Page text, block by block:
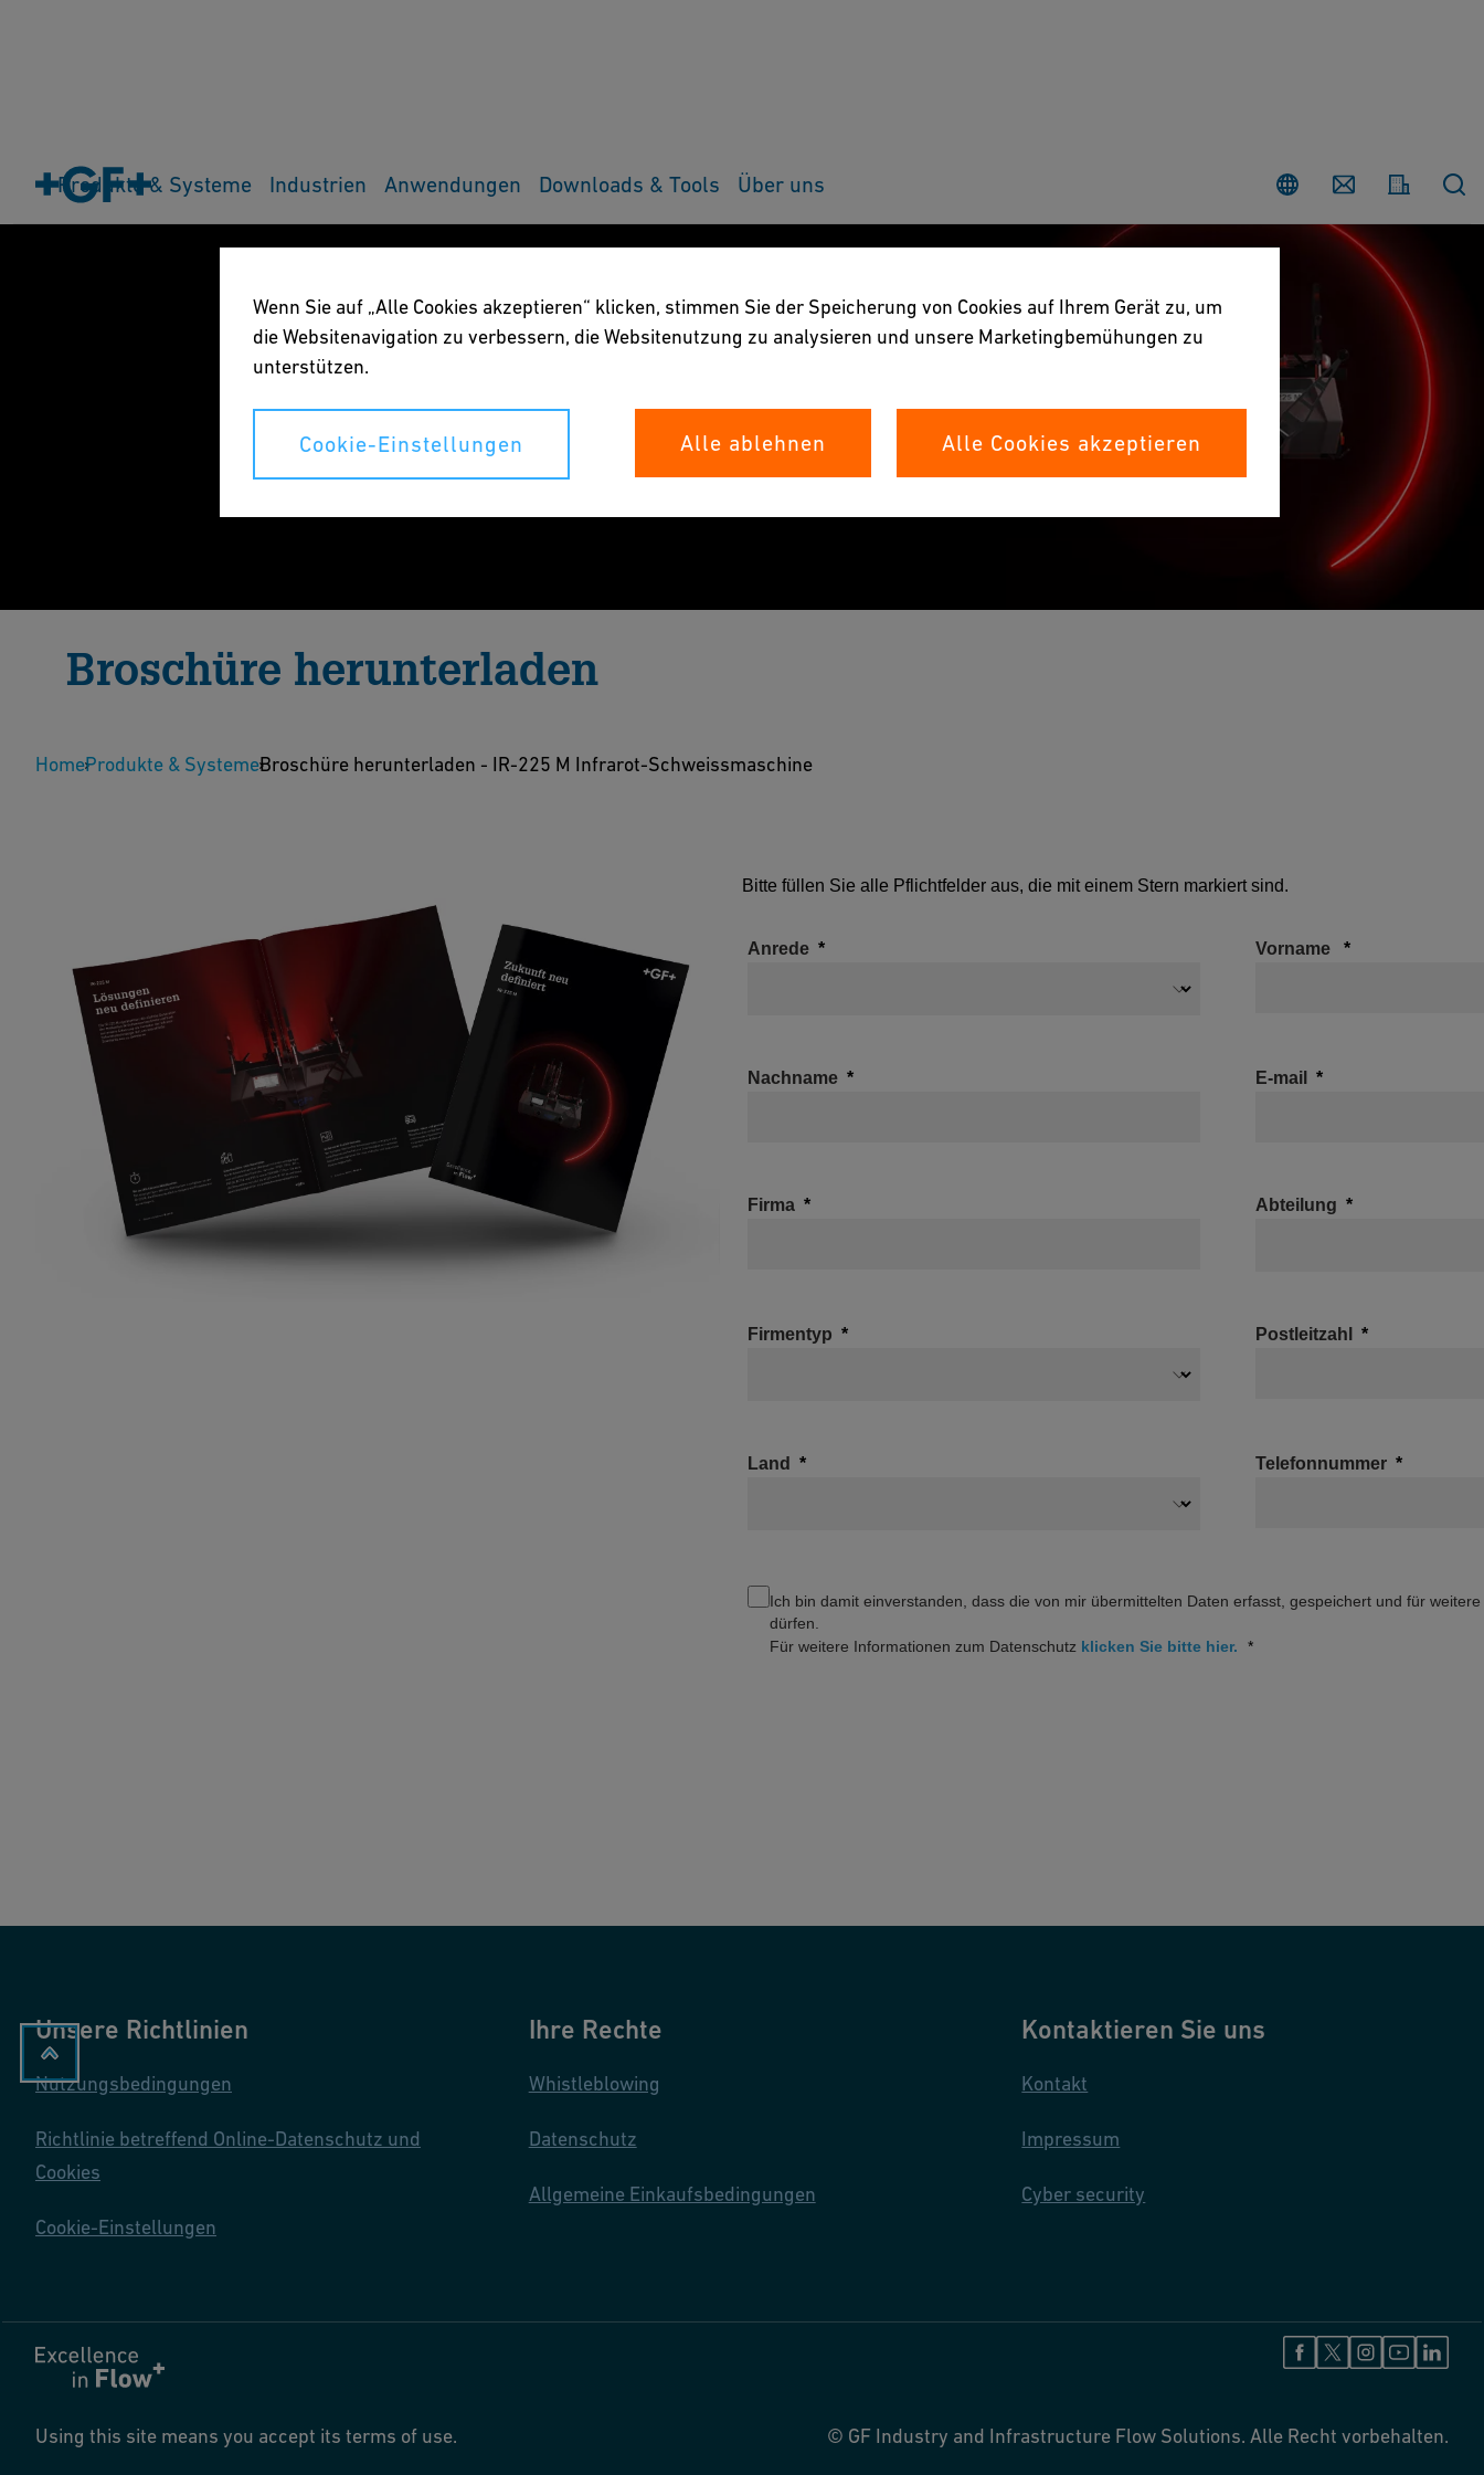
Land Contact
Produkte & Systeme Industrien Anwendungen Downloads & Tools Über uns
Broschüre herunterladen
Schweissmaschine der nächsten Generation, entwickelt für Präzision, Geschwindigkeit und
HomeProdukte & SystemeBroschüre herunterladen - IR-225 M Infrarot-Schweissmaschine
Bitte füllen Sie alle Pflichtfelder aus, die mit einem Stern markiert sind.
Anrede Vorname
Nachname E-mail
Firma Abteilung
Firmentyp Postleitzahl
Land Telefonnummer
Ich bin damit einverstanden, dass die von mir übermittelten Daten erfasst, gespeichert und für
dürfen.
Für weitere Informationen zum Datenschutz klicken Sie bitte hier.
Unsere Richtlinien
Nutzungsbedingungen
Richtlinie betreffend Online-Datenschutz und
Cookies
Cookie-Einstellungen
Ihre Rechte
Whistleblowing
Datenschutz
Allgemeine Einkaufsbedingungen
Kontaktieren Sie uns
Kontakt
Impressum
Cyber security
Using this site means you accept its terms of use. © GF Industry and Infrastructure Flow Solutions. Alle Recht vorbehalten.
Wenn Sie auf „Alle Cookies akzeptieren“ klicken, stimmen Sie der Speicherung von Cookies auf Ihrem Gerät zu, um
die Websitenavigation zu verbessern, die Websitenutzung zu analysieren und unsere Marketingbemühungen zu
unterstützen.
Cookie-Einstellungen Alle ablehnen Alle Cookies akzeptieren